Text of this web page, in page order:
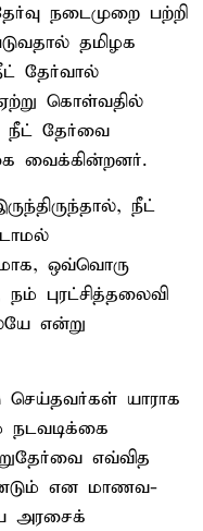
நடைமுறை பற்றி
தமிழக
தேர்வால்
கொள்வதில்
நீட் தேர்வை
வைக்கின்றனர்.
நீட்
ஒவ்வொரு
புரட்சித்தலைவி
என்று
செய்தவர்கள் யாராக
நடவடிக்கை
எவ்வித
என மாணவ-
அரசைக்